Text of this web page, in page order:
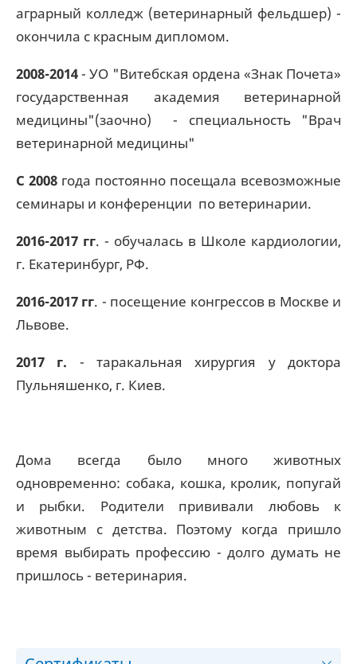
аграрный колледж (ветеринарный фельдшер) -
окончила с красным дипломом.
2008-2014- УО "Витебская ордена «Знак Почета»
государственная академия ветеринарной
медицины"(заочно) - специальность "Врач
ветеринарной медицины"
С 2008 года постоянно посещала всевозможные
семинары и конференции по ветеринарии.
2016-2017 гг. - обучалась в Школе кардиологии,
г. Екатеринбург, РФ.
2016-2017 гг. - посещение конгрессов в Москве и
Львове.
2017 г. - таракальная хирургия у доктора
Пульняшенко, г. Киев.
Дома всегда было много животных
одновременно: собака, кошка, кролик, попугай
и рыбки. Родители прививали любовь к
животным с детства. Поэтому когда пришло
время выбирать профессию - долго думать не
пришлось - ветеринария.